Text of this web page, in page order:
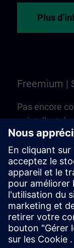
Plus
Freemium |
Pas encore
point
formations et
access.
Membership
Essayer